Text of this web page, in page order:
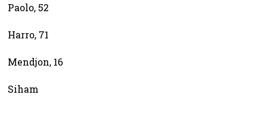
Paolo, 52
Harro, 71
Mendjon, 16
Siham